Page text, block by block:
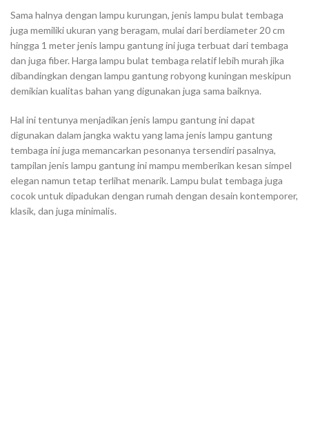
Sama halnya dengan lampu kurungan, jenis lampu bulat tembaga
juga memiliki ukuran yang beragam, mulai dari berdiameter 20 cm
hingga 1 meter jenis lampu gantung ini juga terbuat dari tembaga
dan juga fiber. Harga lampu bulat tembaga relatif lebih murah jika
dibandingkan dengan lampu gantung robyong kuningan meskipun
demikian kualitas bahan yang digunakan juga sama baiknya.
Hal ini tentunya menjadikan jenis lampu gantung ini dapat
digunakan dalam jangka waktu yang lama jenis lampu gantung
tembaga ini juga memancarkan pesonanya tersendiri pasalnya,
tampilan jenis lampu gantung ini mampu memberikan kesan simpel
elegan namun tetap terlihat menarik. Lampu bulat tembaga juga
cocok untuk dipadukan dengan rumah dengan desain kontemporer,
klasik, dan juga minimalis.